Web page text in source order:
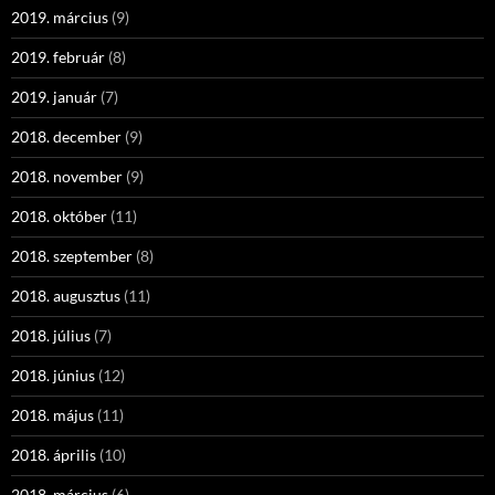
2019. március (9)
2019. február (8)
2019. január (7)
2018. december (9)
2018. november (9)
2018. október (11)
2018. szeptember (8)
2018. augusztus (11)
2018. július (7)
2018. június (12)
2018. május (11)
2018. április (10)